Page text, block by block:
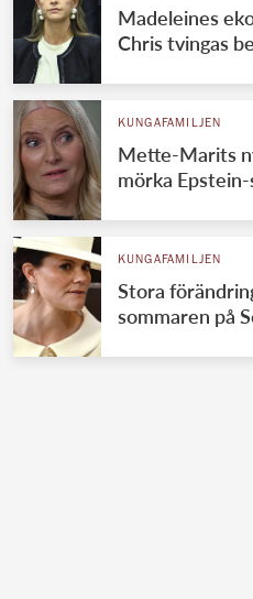
Madeleines
Chris tvingas
KUNGAFAMILJEN
Mette-Marits
mörka
KUNGAFAMILJEN
Stora
sommaren på